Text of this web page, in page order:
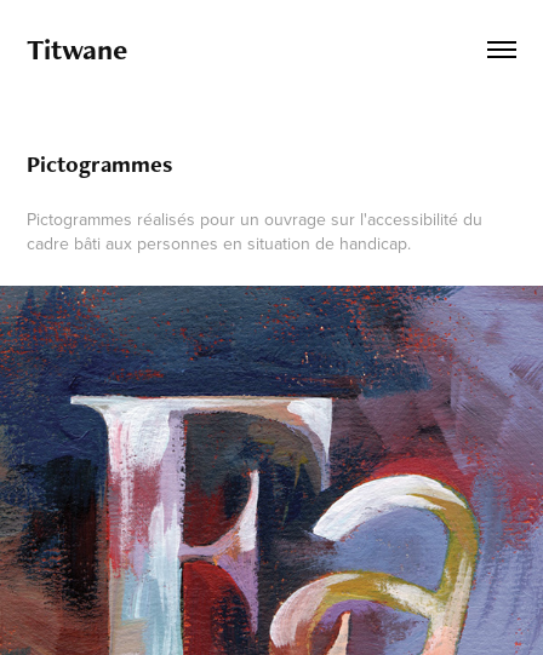
Titwane
Pictogrammes
Pictogrammes réalisés pour un ouvrage sur l'accessibilité du
cadre bâti aux personnes en situation de handicap.